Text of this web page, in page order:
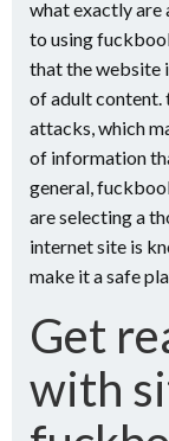
what exactly are
to using
that the website
of adult content.
attacks, which
of information
general,
are selecting a
internet site is
make it a safe
Get
with